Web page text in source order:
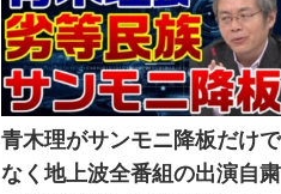
青木理がサンモニ降板だけで
なく地上波全番組の出演自粛